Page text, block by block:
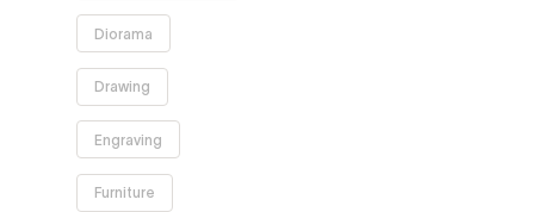
le filtre
Diorama
Supprimer
le filtre
Drawing
le filtre
Engraving
le filtre
Furniture